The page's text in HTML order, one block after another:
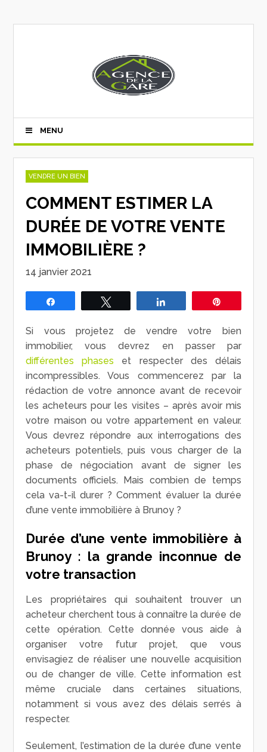
MENU
VENDRE UN BIEN
COMMENT ESTIMER LA
DURÉE DE VOTRE VENTE
IMMOBILIÈRE ?
14 janvier 2021
Si vous projetez de vendre votre bien
immobilier, vous devrez en passer par
différentes phases et respecter des délais
incompressibles. Vous commencerez par la
rédaction de votre annonce avant de recevoir
les acheteurs pour les visites – après avoir mis
votre maison ou votre appartement en valeur.
Vous devrez répondre aux interrogations des
acheteurs potentiels, puis vous charger de la
phase de négociation avant de signer les
documents officiels. Mais combien de temps
cela va-t-il durer ? Comment évaluer la durée
d’une vente immobilière à Brunoy ?
Durée d’une vente immobilière à
Brunoy : la grande inconnue de
votre transaction
Les propriétaires qui souhaitent trouver un
acheteur cherchent tous à connaître la durée de
cette opération. Cette donnée vous aide à
organiser votre futur projet, que vous
envisagiez de réaliser une nouvelle acquisition
ou de changer de ville. Cette information est
même cruciale dans certaines situations,
notamment si vous avez des délais serrés à
respecter.
Seulement, l’estimation de la durée d’une vente